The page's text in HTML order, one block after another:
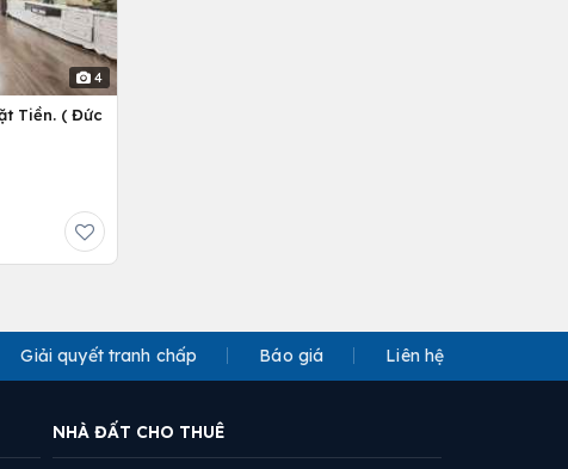
4
Tiền. ( Đức
Giải quyết tranh chấp Báo giá Liên hệ
NHÀ ĐẤT CHO THUÊ